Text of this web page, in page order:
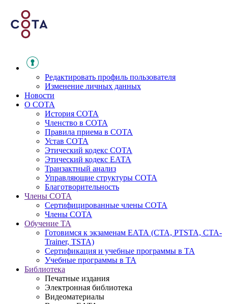
Редактировать профиль пользователя
Изменение личных данных
Новости
О СОТА
История СОТА
Членство в СОТА
Правила приема в СОТА
Устав СОТА
Этический кодекс СОТА
Этический кодекс ЕАТА
Транзактный анализ
Управляющие структуры СОТА
Благотворительность
Члены СОТА
Сертифицированные члены СОТА
Члены СОТА
Обучение ТА
Готовимся к экзаменам ЕАТА (СТА, PTSTA, СТА-
Trainer, TSTA)
Сертификация и учебные программы в ТА
Учебные программы в ТА
Библиотека
Печатные издания
Электронная библиотека
Видеоматериалы